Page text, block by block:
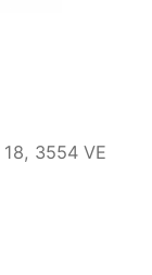
3554 VE